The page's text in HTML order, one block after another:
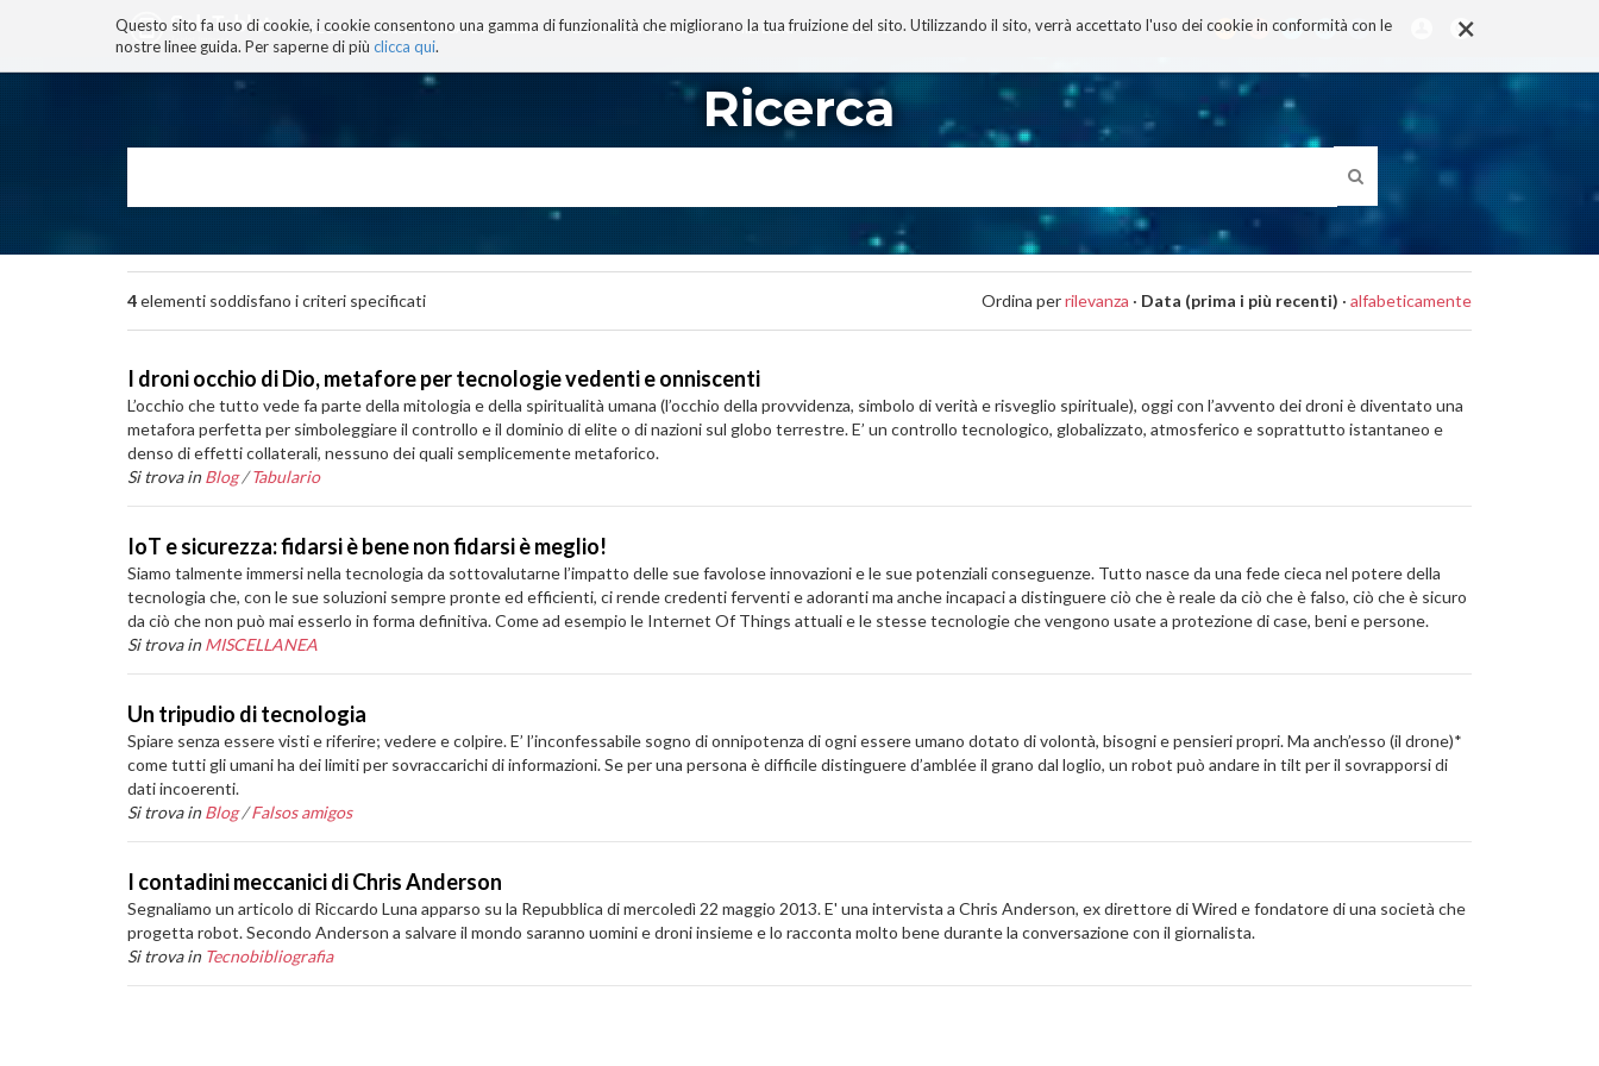
×
Questo sito fa uso di cookie, i cookie consentono una gamma di funzionalità che migliorano la tua fruizione del sito. Utilizzando il sito, verrà accettato l'uso dei cookie in conformità con le
nostre linee guida. Per saperne di più clicca qui.
BLOG TECNOCONSAPEVOLEZZA TECNOBIBLIOGRAFIA I MIEI LIBRI PROGETTO
navigazione
Ricerca
4elementi soddisfano i criteri specificati Ordina perrilevanza · Data (prima i più recenti) · alfabeticamente
I droni occhio di Dio, metafore per tecnologie vedenti e onniscenti
L’occhio che tutto vede fa parte della mitologia e della spiritualità umana (l’occhio della provvidenza, simbolo di verità e risveglio spirituale), oggi con l’avvento dei droni è diventato una
metafora perfetta per simboleggiare il controllo e il dominio di elite o di nazioni sul globo terrestre. E’ un controllo tecnologico, globalizzato, atmosferico e soprattutto istantaneo e
denso di effetti collaterali, nessuno dei quali semplicemente metaforico.
Si trova in Blog /Tabulario
IoT e sicurezza: fidarsi è bene non fidarsi è meglio!
Siamo talmente immersi nella tecnologia da sottovalutarne l’impatto delle sue favolose innovazioni e le sue potenziali conseguenze. Tutto nasce da una fede cieca nel potere della
tecnologia che, con le sue soluzioni sempre pronte ed efficienti, ci rende credenti ferventi e adoranti ma anche incapaci a distinguere ciò che è reale da ciò che è falso, ciò che è sicuro
da ciò che non può mai esserlo in forma definitiva. Come ad esempio le Internet Of Things attuali e le stesse tecnologie che vengono usate a protezione di case, beni e persone.
Si trova in MISCELLANEA
Un tripudio di tecnologia
Spiare senza essere visti e riferire; vedere e colpire. E’ l’inconfessabile sogno di onnipotenza di ogni essere umano dotato di volontà, bisogni e pensieri propri. Ma anch’esso (il drone)*
come tutti gli umani ha dei limiti per sovraccarichi di informazioni. Se per una persona è difficile distinguere d’amblée il grano dal loglio, un robot può andare in tilt per il sovrapporsi di
dati incoerenti.
Si trova in Blog /Falsos amigos
I contadini meccanici di Chris Anderson
Segnaliamo un articolo di Riccardo Luna apparso su la Repubblica di mercoledì 22 maggio 2013. E' una intervista a Chris Anderson, ex direttore di Wired e fondatore di una società che
progetta robot. Secondo Anderson a salvare il mondo saranno uomini e droni insieme e lo racconta molto bene durante la conversazione con il giornalista.
Si trova in Tecnobibliografia